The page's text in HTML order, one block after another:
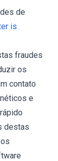
de
is
fraudes
os
contato
e
destas